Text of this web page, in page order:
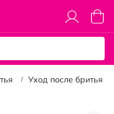
Моя
Уход после бритья